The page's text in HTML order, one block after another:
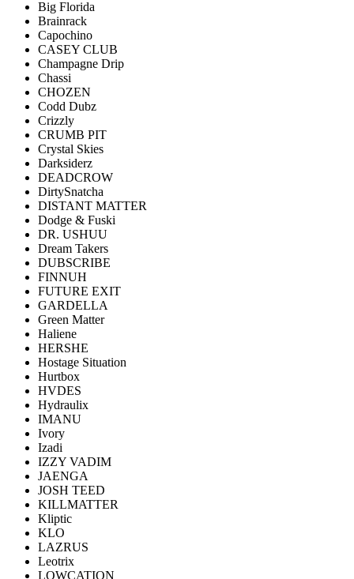
Big Florida
Brainrack
Capochino
CASEY CLUB
Champagne Drip
Chassi
CHOZEN
Codd Dubz
Crizzly
CRUMB PIT
Crystal Skies
Darksiderz
DEADCROW
DirtySnatcha
DISTANT MATTER
Dodge & Fuski
DR. USHUU
Dream Takers
DUBSCRIBE
FINNUH
FUTURE EXIT
GARDELLA
Green Matter
Haliene
HERSHE
Hostage Situation
Hurtbox
HVDES
Hydraulix
IMANU
Ivory
Izadi
IZZY VADIM
JAENGA
JOSH TEED
KILLMATTER
Kliptic
KLO
LAZRUS
Leotrix
LOWCATION